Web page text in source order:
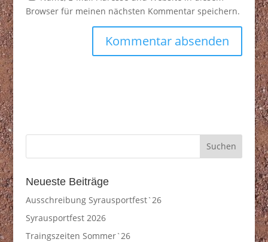
Browser für meinen nächsten Kommentar speichern.
Neueste Beiträge
Ausschreibung Syrausportfest`26
Syrausportfest 2026
Traingszeiten Sommer`26